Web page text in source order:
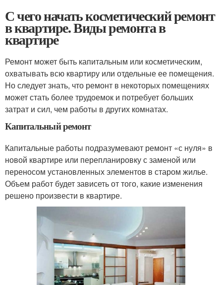
С чего начать косметический ремонт
в квартире. Виды ремонта в
квартире
Ремонт может быть капитальным или косметическим,
охватывать всю квартиру или отдельные ее помещения.
Но следует знать, что ремонт в некоторых помещениях
может стать более трудоемок и потребует больших
затрат и сил, чем работы в других комнатах.
Капитальный ремонт
Капитальные работы подразумевают ремонт «с нуля» в
новой квартире или перепланировку с заменой или
переносом установленных элементов в старом жилье.
Объем работ будет зависеть от того, какие изменения
решено произвести в квартире.